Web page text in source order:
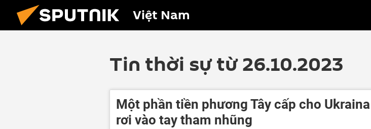
Việt Nam
Tin thời sự từ 26.10.2023
Một phần tiền phương Tây cấp cho Ukraina
rơi vào tay tham nhũng